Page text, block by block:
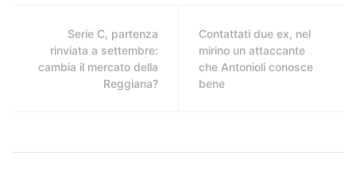
Serie C, partenza
rinviata a settembre:
cambia il mercato della
Reggiana?
Contattati due ex, nel
mirino un attaccante
che Antonioli conosce
bene